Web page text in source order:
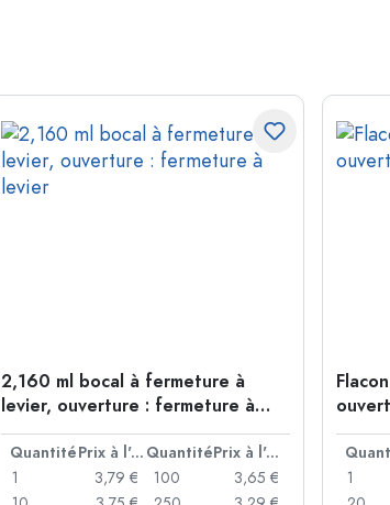
2,160 ml bocal à fermeture à
levier, ouverture : fermeture à
levier
Quantité Prix à l'unité Quantité
Prix à l'unité
1
3,79 €
100
3,65 €
1